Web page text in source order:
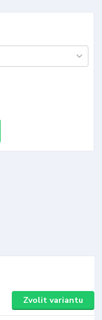
Zvolit variantu